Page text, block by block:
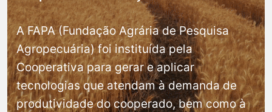
A FAPA (Fundação Agrária de Pesquisa
Agropecuária) foi instituída pela
Cooperativa para gerar e aplicar
tecnologias que atendam à demanda de
produtividade do cooperado, bem como à